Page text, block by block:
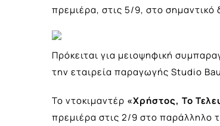
πρεμιέρα, στις 5/9, στο
Πρόκειται για μειοψηφική
την εταιρεία παραγωγής Studio
To ντοκιμαντέρ «Χρήστος, Το
πρεμιέρα στις 2/9 στο παράλληλο